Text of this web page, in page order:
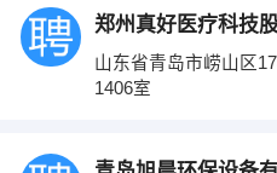
山东省青岛市崂山区
1406室